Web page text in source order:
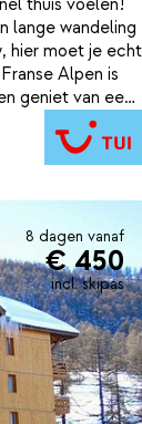
thuis voelen!
lange wandeling
hier moet je echt
Alpen is
geniet van een
te komen. De
de leukste
wil je toch nooit
8 dagen vanaf
€ 450
incl. skipas